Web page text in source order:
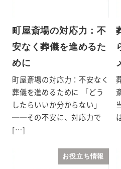
町屋斎場の対応力：不
安なく葬儀を進めるた
めに
町屋斎場の対応力：不安なく
葬儀を進めるために 「どう
したらいいか分からない」
──その不安に、対応力で
[…]
お役立ち情報